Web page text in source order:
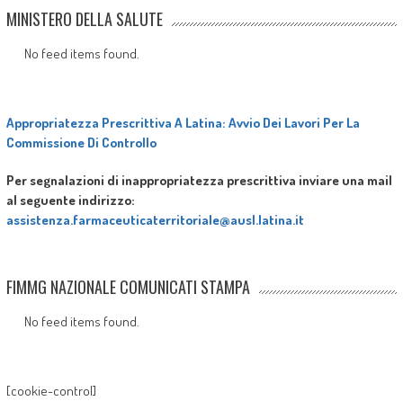
MINISTERO DELLA SALUTE
No feed items found.
Appropriatezza Prescrittiva A Latina: Avvio Dei Lavori Per La
Commissione Di Controllo
Per segnalazioni di inappropriatezza prescrittiva inviare una mail
al seguente indirizzo:
assistenza.farmaceuticaterritoriale@ausl.latina.it
FIMMG NAZIONALE COMUNICATI STAMPA
No feed items found.
[cookie-control]